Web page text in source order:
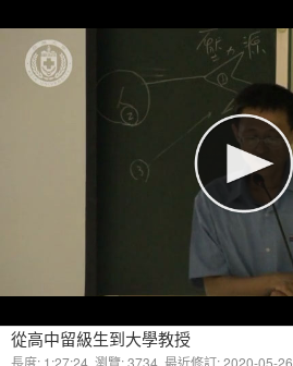
從高中留級生到大學教授
長度: 1:27:24, 瀏覽: 3734, 最近修訂: 2020-05-26